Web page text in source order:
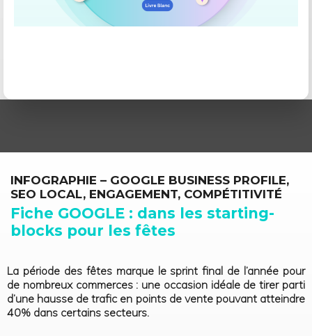
INFOGRAPHIE – GOOGLE BUSINESS PROFILE,
SEO LOCAL, ENGAGEMENT, COMPÉTITIVITÉ
Fiche GOOGLE : dans les starting-
blocks pour les fêtes
La période des fêtes marque le sprint final de l’année pour
de nombreux commerces : une occasion idéale de tirer parti
d’une hausse de trafic en points de vente pouvant atteindre
40% dans certains secteurs.